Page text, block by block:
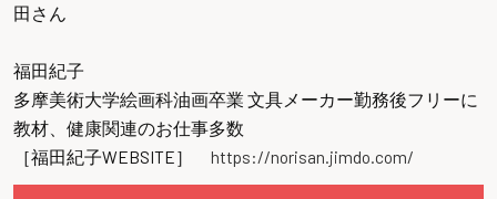
田さん
福田紀子
多摩美術大学絵画科油画卒業 文具メーカー勤務後フリーに
教材、健康関連のお仕事多数
［福田紀子WEBSITE］ https://norisan.jimdo.com/